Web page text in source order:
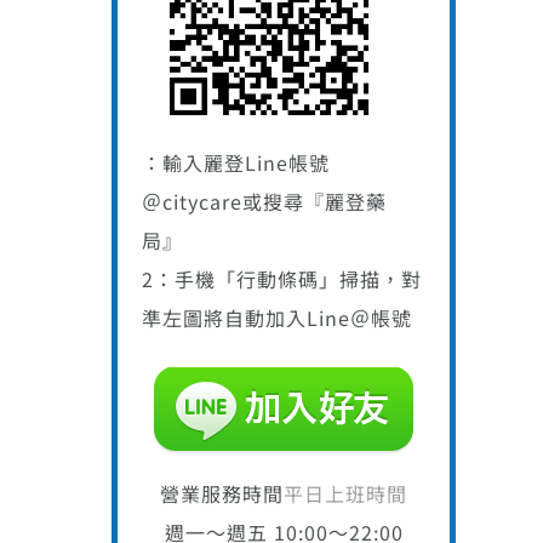
：輸入麗登Line帳號
＠citycare或搜尋『麗登藥
局』
2：手機「行動條碼」掃描，對
準左圖將自動加入Line＠帳號
營業服務時間平日上班時間
週一～週五 10:00～22:00